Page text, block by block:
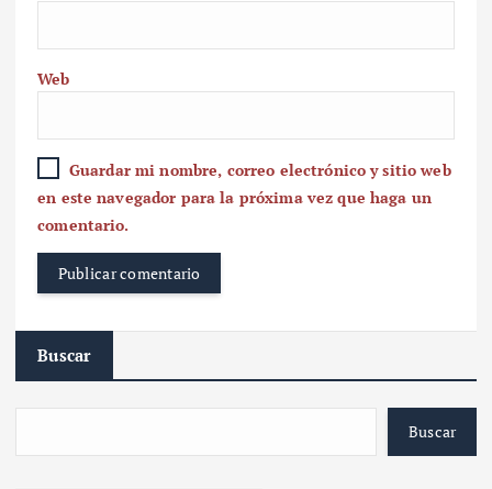
Web
Guardar mi nombre, correo electrónico y sitio web
en este navegador para la próxima vez que haga un
comentario.
Buscar
Buscar